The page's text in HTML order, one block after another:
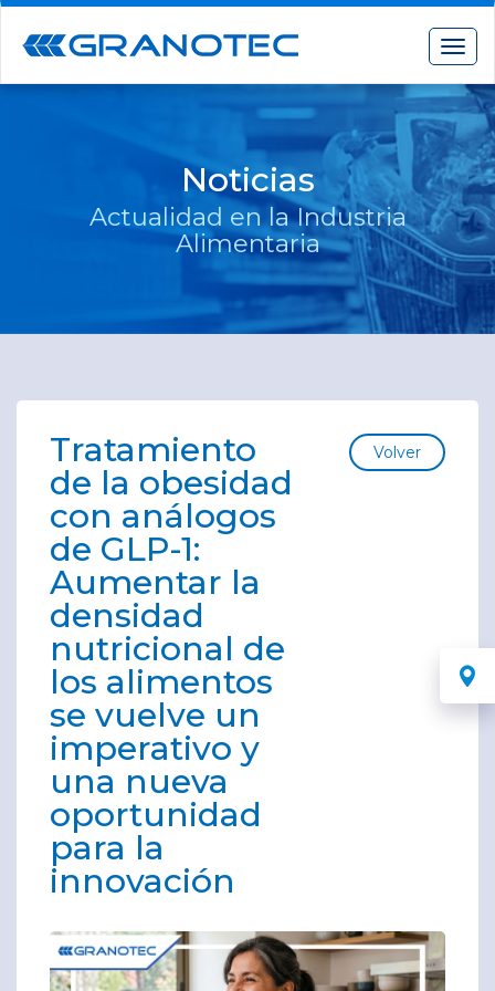
Noticias
Actualidad en la Industria
Alimentaria
Tratamiento
de la obesidad
con análogos
de GLP-1:
Aumentar la
densidad
nutricional de
los alimentos
se vuelve un
imperativo y
una nueva
oportunidad
para la
innovación
Volver